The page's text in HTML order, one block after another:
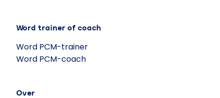
Word trainer of coach
Word PCM-trainer
Word PCM-coach
Over